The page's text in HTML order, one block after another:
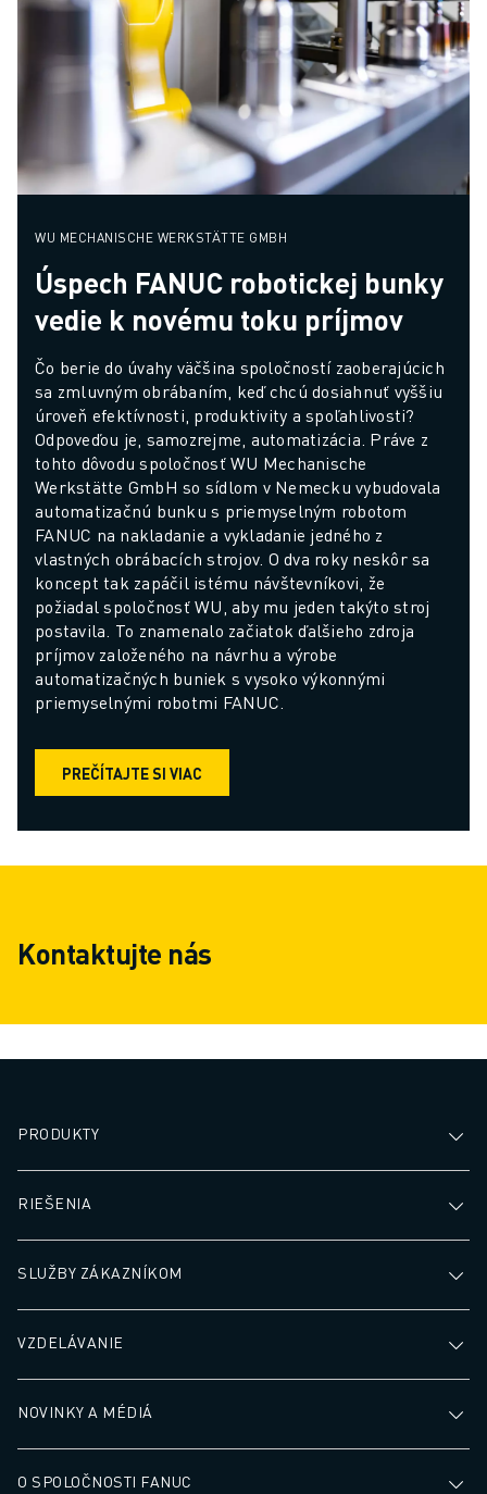
WU MECHANISCHE WERKSTÄTTE GMBH
Úspech FANUC robotickej bunky
vedie k novému toku príjmov
Čo berie do úvahy väčšina spoločností zaoberajúcich
sa zmluvným obrábaním, keď chcú dosiahnuť vyššiu
úroveň efektívnosti, produktivity a spoľahlivosti?
Odpoveďou je, samozrejme, automatizácia. Práve z
tohto dôvodu spoločnosť WU Mechanische
Werkstätte GmbH so sídlom v Nemecku vybudovala
automatizačnú bunku s priemyselným robotom
FANUC na nakladanie a vykladanie jedného z
vlastných obrábacích strojov. O dva roky neskôr sa
koncept tak zapáčil istému návštevníkovi, že
požiadal spoločnosť WU, aby mu jeden takýto stroj
postavila. To znamenalo začiatok ďalšieho zdroja
príjmov založeného na návrhu a výrobe
automatizačných buniek s vysoko výkonnými
priemyselnými robotmi FANUC.
PREČÍTAJTE SI VIAC
Kontaktujte nás
PRODUKTY
RIEŠENIA
SLUŽBY ZÁKAZNÍKOM
VZDELÁVANIE
NOVINKY A MÉDIÁ
O SPOLOČNOSTI FANUC